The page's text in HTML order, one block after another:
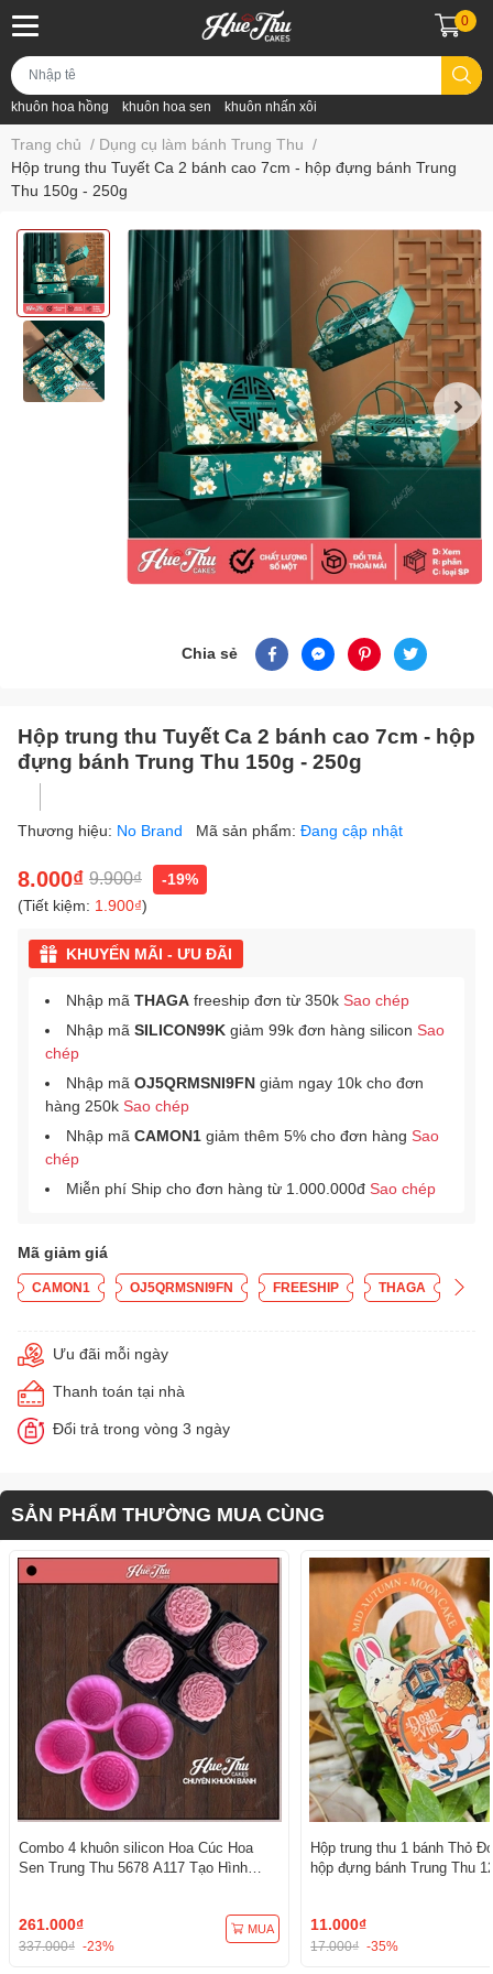
khuôn hoa hồng khuôn hoa sen khuôn nhấn xôi
0
Trang chủ / Dụng cụ làm bánh Trung Thu /
Hộp trung thu Tuyết Ca 2 bánh cao 7cm - hộp đựng bánh Trung
Thu 150g - 250g
Chia sẻ
Hộp trung thu Tuyết Ca 2 bánh cao 7cm - hộp
đựng bánh Trung Thu 150g - 250g
Thương hiệu: No Brand Mã sản phẩm: Đang cập nhật
8.000₫ 9.900₫
-19%
(Tiết kiệm: 1.900₫)
KHUYẾN MÃI - ƯU ĐÃI
Nhập mã THAGA freeship đơn từ 350k Sao chép
Nhập mã SILICON99K giảm 99k đơn hàng silicon Sao
chép
Nhập mã OJ5QRMSNI9FN giảm ngay 10k cho đơn
hàng 250k Sao chép
Nhập mã CAMON1 giảm thêm 5% cho đơn hàng Sao
chép
Miễn phí Ship cho đơn hàng từ 1.000.000đ Sao chép
Mã giảm giá
CAMON1 OJ5QRMSNI9FN FREESHIP THAGA
Ưu đãi mỗi ngày
Thanh toán tại nhà
Đổi trả trong vòng 3 ngày
SẢN PHẨM THƯỜNG MUA CÙNG
Combo 4 khuôn silicon Hoa Cúc Hoa
Sen Trung Thu 5678 A117 Tạo Hình
261.000₫
337.000₫ -23%
MUA
Hộp trung thu 1 bánh Thỏ
hộp đựng bánh Trung Thu
11.000₫
17.000₫ -35%